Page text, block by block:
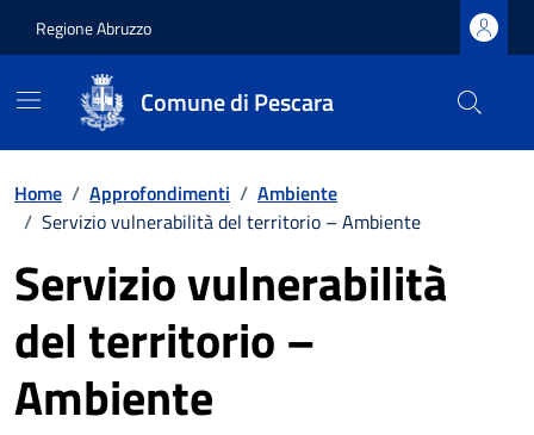
Regione Abruzzo
Comune di Pescara
Home / Approfondimenti / Ambiente
/ Servizio vulnerabilità del territorio – Ambiente
Servizio vulnerabilità
del territorio –
Ambiente